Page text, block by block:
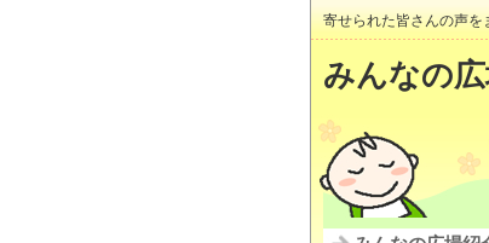
寄せられた皆さんの声を
みんなの